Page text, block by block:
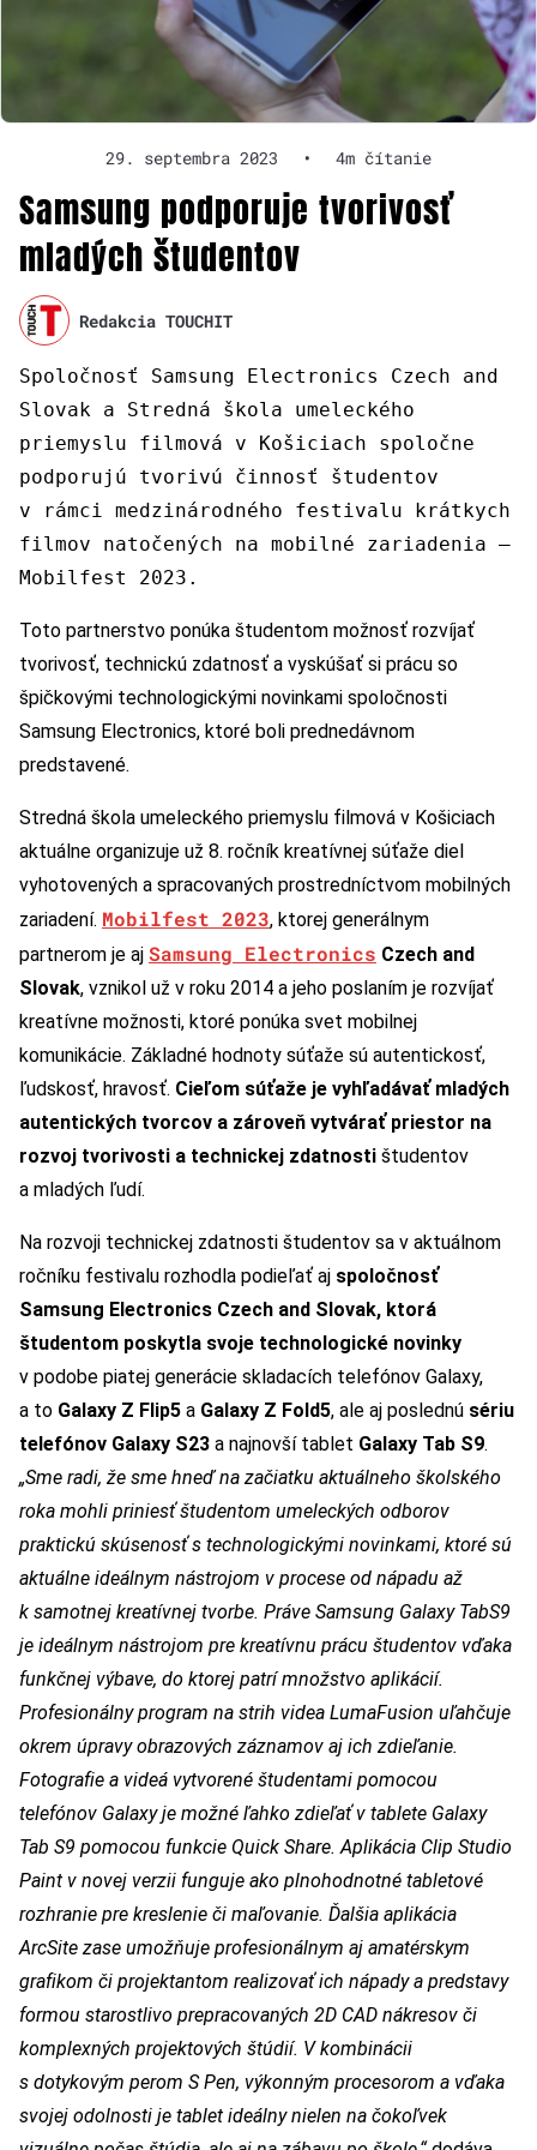
29. septembra 2023 • 4m čítanie
Samsung podporuje tvorivosť
mladých študentov
Redakcia TOUCHIT
Spoločnosť Samsung Electronics Czech and
Slovak a Stredná škola umeleckého
priemyslu filmová v Košiciach spoločne
podporujú tvorivú činnosť študentov
v rámci medzinárodného festivalu krátkych
filmov natočených na mobilné zariadenia –
Mobilfest 2023.
Toto partnerstvo ponúka študentom možnosť rozvíjať
tvorivosť, technickú zdatnosť a vyskúšať si prácu so
špičkovými technologickými novinkami spoločnosti
Samsung Electronics, ktoré boli prednedávnom
predstavené.
Stredná škola umeleckého priemyslu filmová v Košiciach
aktuálne organizuje už 8. ročník kreatívnej súťaže diel
vyhotovených a spracovaných prostredníctvom mobilných
zariadení. Mobilfest 2023, ktorej generálnym
partnerom je aj Samsung Electronics Czech and
Slovak, vznikol už v roku 2014 a jeho poslaním je rozvíjať
kreatívne možnosti, ktoré ponúka svet mobilnej
komunikácie. Základné hodnoty súťaže sú autentickosť,
ľudskosť, hravosť. Cieľom súťaže je vyhľadávať mladých
autentických tvorcov a zároveň vytvárať priestor na
rozvoj tvorivosti a technickej zdatnosti študentov
a mladých ľudí.
Na rozvoji technickej zdatnosti študentov sa v aktuálnom
ročníku festivalu rozhodla podieľať aj spoločnosť
Samsung Electronics Czech and Slovak, ktorá
študentom poskytla svoje technologické novinky
v podobe piatej generácie skladacích telefónov Galaxy,
a to Galaxy Z Flip5 a Galaxy Z Fold5, ale aj poslednú sériu
telefónov Galaxy S23 a najnovší tablet Galaxy Tab S9.
„Sme radi, že sme hneď na začiatku aktuálneho školského
roka mohli priniesť študentom umeleckých odborov
praktickú skúsenosť s technologickými novinkami, ktoré sú
aktuálne ideálnym nástrojom v procese od nápadu až
k samotnej kreatívnej tvorbe. Práve Samsung Galaxy TabS9
je ideálnym nástrojom pre kreatívnu prácu študentov vďaka
funkčnej výbave, do ktorej patrí množstvo aplikácií.
Profesionálny program na strih videa LumaFusion uľahčuje
okrem úpravy obrazových záznamov aj ich zdieľanie.
Fotografie a videá vytvorené študentami pomocou
telefónov Galaxy je možné ľahko zdieľať v tablete Galaxy
Tab S9 pomocou funkcie Quick Share. Aplikácia Clip Studio
Paint v novej verzii funguje ako plnohodnotné tabletové
rozhranie pre kreslenie či maľovanie. Ďalšia aplikácia
ArcSite zase umožňuje profesionálnym aj amatérskym
grafikom či projektantom realizovať ich nápady a predstavy
formou starostlivo prepracovaných 2D CAD nákresov či
komplexných projektových štúdií. V kombinácii
s dotykovým perom S Pen, výkonným procesorom a vďaka
svojej odolnosti je tablet ideálny nielen na čokoľvek